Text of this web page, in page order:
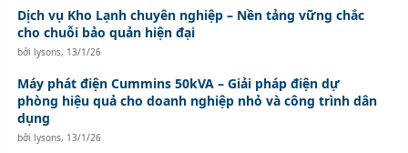
Dịch vụ Kho Lạnh chuyên nghiệp – Nền tảng vững chắc
cho chuỗi bảo quản hiện đại
bởi lysons, 13/1/26
Máy phát điện Cummins 50kVA – Giải pháp điện dự
phòng hiệu quả cho doanh nghiệp nhỏ và công trình dân
dụng
bởi lysons, 13/1/26